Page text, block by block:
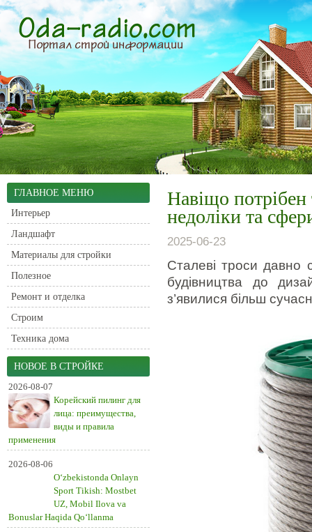
ГЛАВНОЕ МЕНЮ
Интерьер
Ландшафт
Материалы для стройки
Полезное
Ремонт и отделка
Строим
Техника дома
НОВОЕ В СТРОЙКЕ
2026-08-07
Корейский пилинг для
лица: преимущества,
виды и правила
применения
2026-08-06
O‘zbekistonda Onlayn
Sport Tikish: Mostbet
UZ, Mobil Ilova va
Bonuslar Haqida Qo‘llanma
Навіщо
недоліки та
2025-06-23
Сталеві троси давно
будівництва до
з’явилися більш